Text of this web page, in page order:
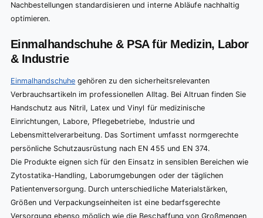
Nachbestellungen standardisieren und interne Abläufe nachhaltig
optimieren.
Einmalhandschuhe & PSA für Medizin, Labor
& Industrie
Einmalhandschuhe gehören zu den sicherheitsrelevanten
Verbrauchsartikeln im professionellen Alltag. Bei Altruan finden Sie
Handschutz aus Nitril, Latex und Vinyl für medizinische
Einrichtungen, Labore, Pflegebetriebe, Industrie und
Lebensmittelverarbeitung. Das Sortiment umfasst normgerechte
persönliche Schutzausrüstung nach EN 455 und EN 374.
Die Produkte eignen sich für den Einsatz in sensiblen Bereichen wie
Zytostatika-Handling, Laborumgebungen oder der täglichen
Patientenversorgung. Durch unterschiedliche Materialstärken,
Größen und Verpackungseinheiten ist eine bedarfsgerechte
Versorgung ebenso möglich wie die Beschaffung von Großmengen